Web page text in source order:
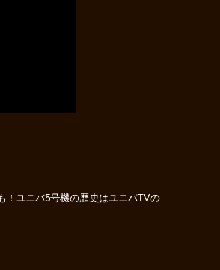
！ユニバ5号機の歴史はユニバTVの